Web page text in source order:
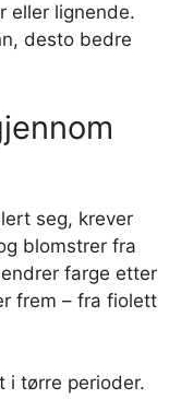
eller lignende.
desto bedre
seg, krever
blomstrer fra
farge etter
frem – fra fiolett
i tørre perioder.